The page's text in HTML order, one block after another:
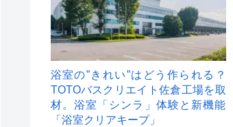
浴室の”きれい”はどう作られる？
TOTOバスクリエイト佐倉工場を取
材。浴室「シンラ」体験と新機能
「浴室クリアキープ」